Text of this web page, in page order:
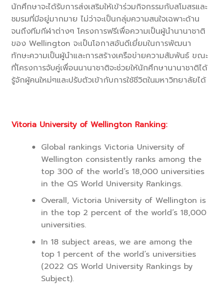
นักศึกษาจะได้รับการส่งเสริมให้เข้าร่วมกิจกรรมกับสโมสรและ
ชมรมที่มีอยู่มากมาย ไม่ว่าจะเป็นกลุ่มความสนใจเฉพาะด้าน
จนถึงทีมกีฬาต่างๆ โครงการฟรีเพื่อความเป็นผู้นำนานาชาติ
ของ Wellington จะเป็นโอกาสอันดีเยี่ยมในการพัฒนา
ทักษะความเป็นผู้นำและการสร้างเครือข่ายความสัมพันธ์ ขณะ
ที่โครงการจับคู่เพื่อนนานาชาติจะช่วยให้นักศึกษานานาชาติได้
รู้จักผู้คนใหม่ๆและปรับตัวเข้ากับการใช้ชีวิตในมหาวิทยาลัยได้
Vitoria University of Wellington Ranking:
Global rankings Victoria University of
Wellington consistently ranks among the
top 300 of the world’s 18,000 universities
in the QS World University Rankings.
Overall, Victoria University of Wellington is
in the top 2 percent of the world’s 18,000
universities.
In 18 subject areas, we are among the
top 1 percent of the world’s universities
(2022 QS World University Rankings by
Subject).